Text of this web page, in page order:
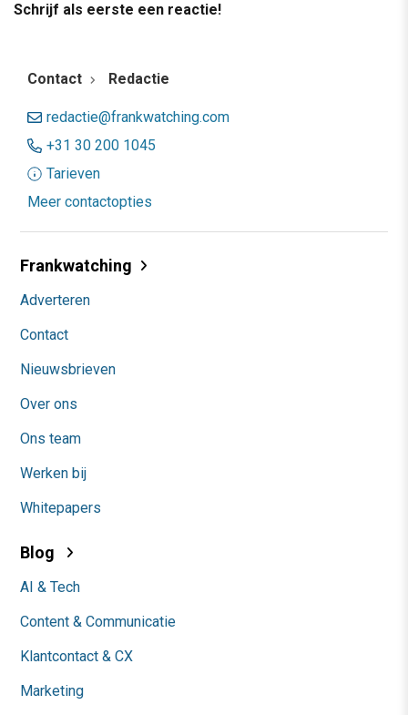
Schrijf als eerste een reactie!
Contact Redactie
redactie@frankwatching.com
+31 30 200 1045
Tarieven
Meer contactopties
Frankwatching
Adverteren
Contact
Nieuwsbrieven
Over ons
Ons team
Werken bij
Whitepapers
Blog
AI & Tech
Content & Communicatie
Klantcontact & CX
Marketing